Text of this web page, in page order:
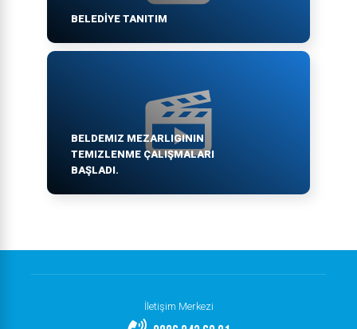
BELEDIYE TANITIM
BELDEMIZ MEZARLIGININ
TEMIZLENME ÇALIŞMALARI
BAŞLADI.
İletişim Merkezi